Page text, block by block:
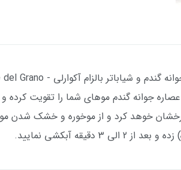
خوهد کرد و از موخوره و خشک شدن
3 دقیقه آبکشی نمایید.